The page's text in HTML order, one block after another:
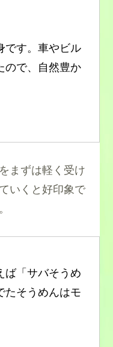
です。車やビル
ので、自然豊か
まずは軽く受け
いくと好印象で
ば「サバそうめ
たそうめんはモ